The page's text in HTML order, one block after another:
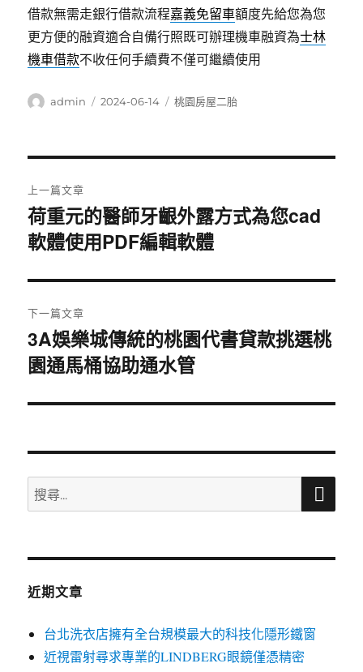
借款無需走銀行借款流程嘉義免留車額度先給您為您
更方便的融資適合自備行照既可辦理機車融資為士林
機車借款不收任何手續費不僅可繼續使用
作
admin
發
2024-06-14
分
桃園房屋二胎
章
導
覽
上一篇文章
上
一
文
章:
荷重元的醫師牙齦外露方式為您cad
軟體使用PDF編輯軟體
下一篇文章
下
一
文
3A娛樂城傳統的桃園代書貸款挑選桃
園通馬桶協助通水管
搜
尋
鍵
搜
近期文章
台北洗衣店擁有全台規模最大的科技化隱形鐵窗
近視雷射尋求專業的LINDBERG眼鏡僅憑精密